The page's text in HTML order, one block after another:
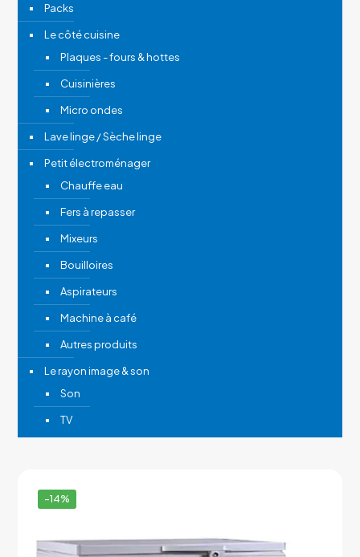
Packs
Le côté cuisine
Plaques - fours & hottes
Cuisinières
Micro ondes
Lave linge / Sèche linge
Petit électroménager
Chauffe eau
Fers à repasser
Mixeurs
Bouilloires
Aspirateurs
Machine à café
Autres produits
Le rayon image & son
Son
TV
-14%